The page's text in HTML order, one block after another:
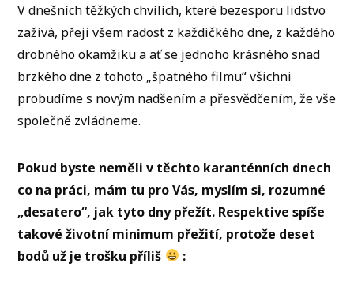
V dnešních těžkých chvílích, které bezesporu lidstvo
zažívá, přeji všem radost z každičkého dne, z každého
drobného okamžiku a ať se jednoho krásného snad
brzkého dne z tohoto „špatného filmu“ všichni
probudíme s novým nadšením a přesvědčením, že vše
společně zvládneme.
Pokud byste neměli v těchto karanténních dnech
co na práci, mám tu pro Vás, myslím si, rozumné
„desatero“, jak tyto dny přežít. Respektive spíše
takové životní minimum přežití, protože deset
bodů už je trošku příliš
: